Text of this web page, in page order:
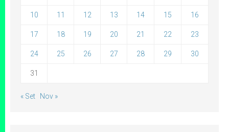
10 11 12 13 14 15 16
17 18 19 20 21 22 23
24 25 26 27 28 29 30
31
« Set Nov »